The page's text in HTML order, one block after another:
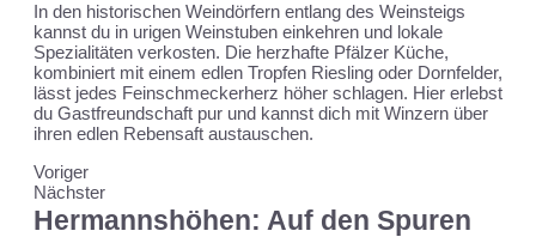
In den historischen Weindörfern entlang des Weinsteigs
kannst du in urigen Weinstuben einkehren und lokale
Spezialitäten verkosten. Die herzhafte Pfälzer Küche,
kombiniert mit einem edlen Tropfen Riesling oder Dornfelder,
lässt jedes Feinschmeckerherz höher schlagen. Hier erlebst
du Gastfreundschaft pur und kannst dich mit Winzern über
ihren edlen Rebensaft austauschen.
Voriger
Nächster
Hermannshöhen: Auf den Spuren